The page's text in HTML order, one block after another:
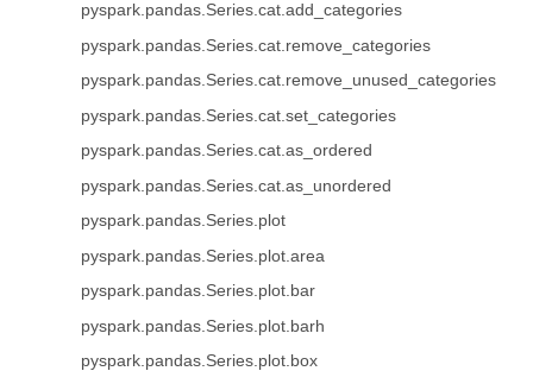
pyspark.pandas.Series.cat.add_categories
pyspark.pandas.Series.cat.remove_categories
pyspark.pandas.Series.cat.remove_unused_categories
pyspark.pandas.Series.cat.set_categories
pyspark.pandas.Series.cat.as_ordered
pyspark.pandas.Series.cat.as_unordered
pyspark.pandas.Series.plot
pyspark.pandas.Series.plot.area
pyspark.pandas.Series.plot.bar
pyspark.pandas.Series.plot.barh
pyspark.pandas.Series.plot.box